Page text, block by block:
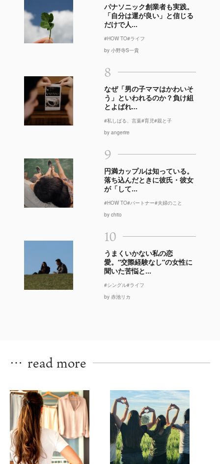
パナソニック創業者も実践。
「自分は運が良い」と信じる
だけで人...
#HOW TO#ライフ
by 小野寺S一貴
8
なぜ「男の子ママはかわいそ
う」といわれるのか？負け組
とよばれ...
#私しばる、言葉#育児#親と子
by angerire
9
円満カップルは知っている。
落ち込んだときに彼氏・彼女
が「して...
#HOW TO#パートナー#夫婦のこと
by chito
10
うまくいかない私の恋
愛。“交際経験なし”の女性に
聞いた苦悩と...
#シングル#ライフ
by 赤池リカ
… read more